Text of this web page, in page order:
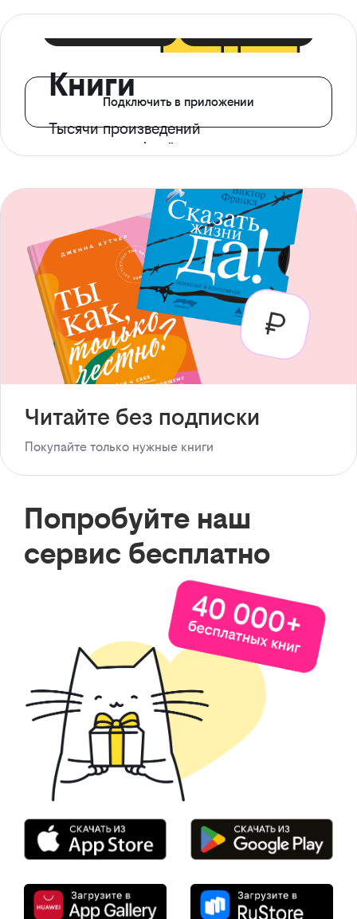
Книги
Тысячи произведений
с доступом офлайн
Подключить в приложении
Читайте без подписки
Покупайте только нужные книги
Попробуйте наш
сервис бесплатно